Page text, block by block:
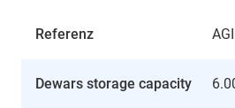
Referenz
Dewars storage capacity